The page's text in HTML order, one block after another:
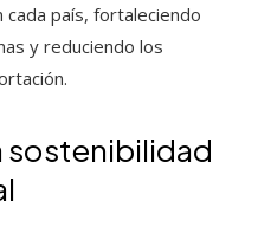
país, fortaleciendo
y reduciendo los
sostenibilidad